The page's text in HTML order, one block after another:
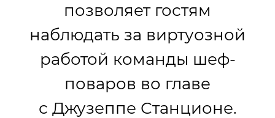
позволяет гостям
наблюдать за виртуозной
работой команды шеф-
поваров во главе
с Джузеппе Станционе.